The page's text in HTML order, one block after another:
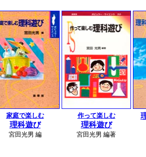
家庭で楽しむ
理科遊び
宮田光男 編
作って楽しむ
理科遊び
宮田光男 編著